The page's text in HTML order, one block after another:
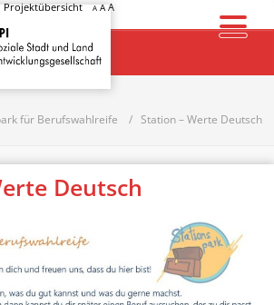
Projektübersicht A AA
für Berufswahlreife Station – Werte Deutsch
Deutsch